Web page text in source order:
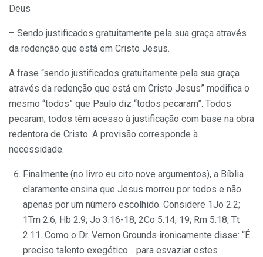
Deus
– Sendo justificados gratuitamente pela sua graça através
da redenção que está em Cristo Jesus.
A frase “sendo justificados gratuitamente pela sua graça
através da redenção que está em Cristo Jesus” modifica o
mesmo “todos” que Paulo diz “todos pecaram”. Todos
pecaram; todos têm acesso à justificação com base na obra
redentora de Cristo. A provisão corresponde à
necessidade.
Finalmente (no livro eu cito nove argumentos), a Bíblia
claramente ensina que Jesus morreu por todos e não
apenas por um número escolhido. Considere 1Jo 2.2;
1Tm 2.6; Hb 2.9; Jo 3.16-18, 2Co 5.14, 19; Rm 5.18, Tt
2.11. Como o Dr. Vernon Grounds ironicamente disse: “É
preciso talento exegético… para esvaziar estes